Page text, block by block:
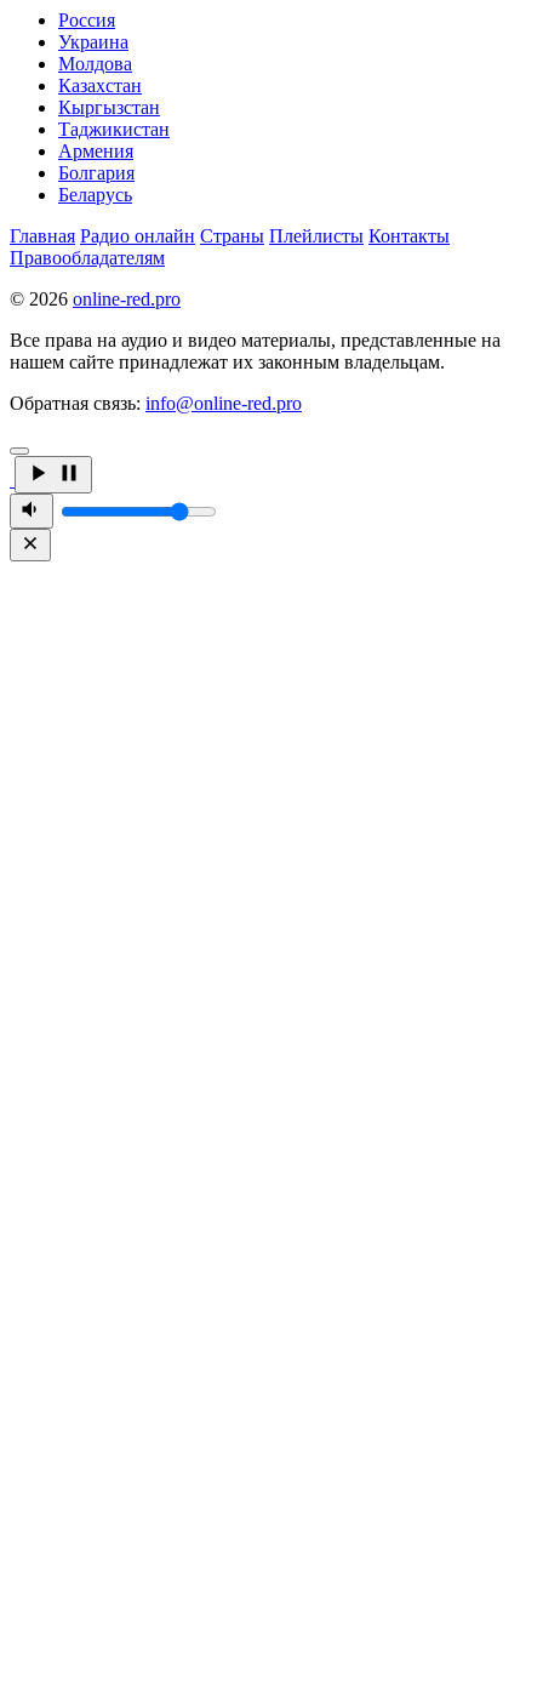
Россия
Украина
Молдова
Казахстан
Кыргызстан
Таджикистан
Армения
Болгария
Беларусь
Главная Радио онлайн Страны Плейлисты Контакты
Правообладателям
© 2026 online-red.pro
Все права на аудио и видео материалы, представленные на
нашем сайте принадлежат их законным владельцам.
Обратная связь: info@online-red.pro